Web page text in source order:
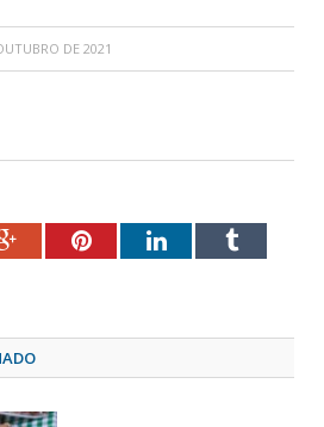
DE 2021
Google+PinterestLinkedInTumblr